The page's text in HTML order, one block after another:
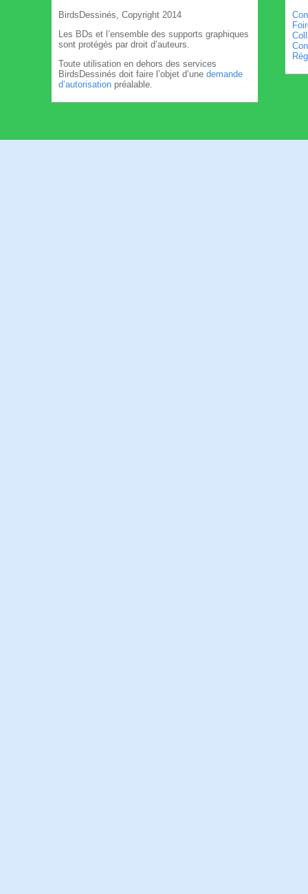
BirdsDessinés, Copyright 2014
Les BDs et l’ensemble des supports graphiques
sont protégés par droit d’auteurs.
Toute utilisation en dehors des services
BirdsDessinés doit faire l’objet d’une demande
d’autorisation préalable.